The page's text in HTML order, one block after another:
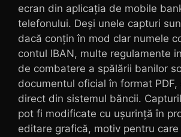
ecran din aplicația de mobile
telefonului. Deși unele capturi
dacă conțin în mod clar numele
contul IBAN, multe regulamente
de combatere a spălării banilor
documentul oficial în format
direct din sistemul băncii.
pot fi modificate cu ușurință în
editare grafică, motiv pentru